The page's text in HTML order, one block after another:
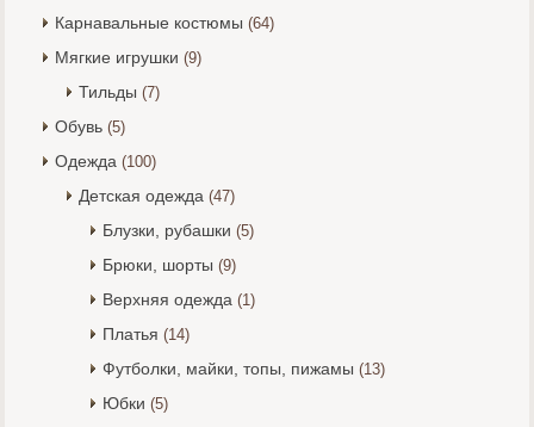
Карнавальные костюмы (64)
Мягкие игрушки (9)
Тильды (7)
Обувь (5)
Одежда (100)
Детская одежда (47)
Блузки, рубашки (5)
Брюки, шорты (9)
Верхняя одежда (1)
Платья (14)
Футболки, майки, топы, пижамы (13)
Юбки (5)